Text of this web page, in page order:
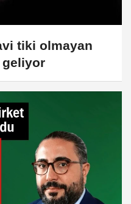
tiki olmayan
geliyor